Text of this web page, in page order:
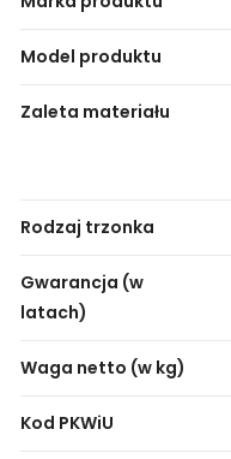
Model produktu
Zaleta materiału
Rodzaj trzonka
Gwarancja (w
latach)
Waga netto (w kg)
Kod PKWiU